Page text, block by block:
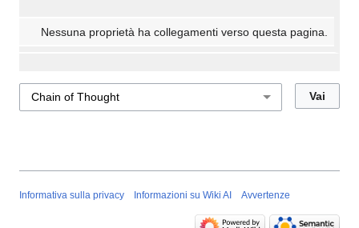
Nessuna proprietà ha collegamenti verso questa pagina.
Informativa sulla privacy Informazioni su Wiki AI Avvertenze